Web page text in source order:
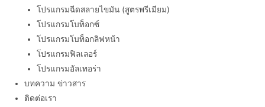
โปรแกรมฉีดสลายไขมัน (สูตรพรีเมียม)
โปรแกรมโบท็อกซ์
โปรแกรมโบท็อกลิฟหน้า
โปรแกรมฟิลเลอร์
โปรแกรมอัลเทอร่า
บทความ ข่าวสาร
ติดต่อเรา